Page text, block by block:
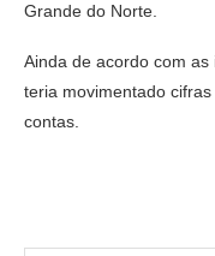
Grande do Norte.
Ainda de acordo com
teria movimentado
contas.